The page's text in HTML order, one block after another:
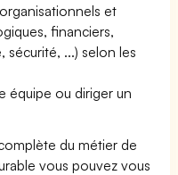
et
financiers,
sécurité, ...) selon les
équipe ou diriger un
du métier de
vous pouvez vous